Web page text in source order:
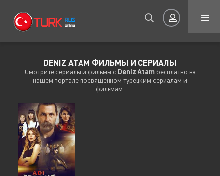
Авторизация
Запомнить
DENIZ ATAM ФИЛЬМЫ И СЕРИАЛЫ
Смотрите сериалы и фильмы с Deniz Atamбесплатно на
нашем портале посвященном турецким сериалам и
фильмам.